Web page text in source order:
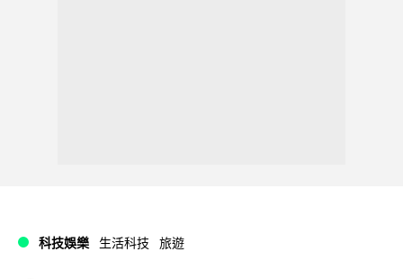
科技娛樂 生活科技 旅遊